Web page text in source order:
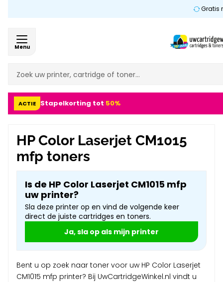
Gratis
Menu
ACTIE Stapelkorting tot 50%
HP Color Laserjet CM1015
mfp toners
Is de HP Color Laserjet CM1015 mfp
uw printer?
Sla deze printer op en vind de volgende keer
direct de juiste cartridges en toners.
Ja, sla op als mijn printer
Bent u op zoek naar toner voor uw HP Color Laserjet
CM1015 mfp printer? Bij UwCartridgeWinkel.nl vindt u